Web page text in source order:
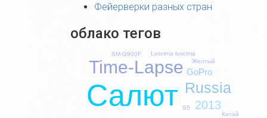
Фейерверки разных стран
облако тегов
Салют
Time-Lapse
Russia
2013
GoPro
Luscinia luscinia
S5
SM-G900F
Желтый
Китай